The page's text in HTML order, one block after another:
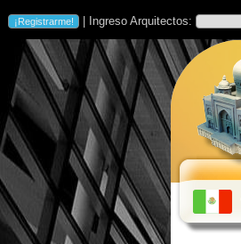
| Ingreso Arquitectos: